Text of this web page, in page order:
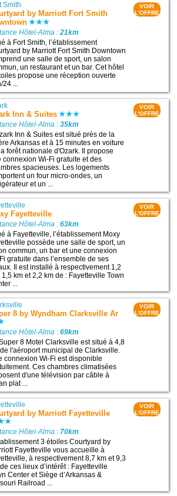
Smith
by Marriott Fort Smith
Hôtel-Alma :21km
à Fort Smith, l’établissement
by Marriott Fort Smith Downtown
une salle de sport, un salon
un restaurant et un bar. Cet hôtel
propose une réception ouverte
24 ...
VOIR
L'OFFRE
Inn & Suites
Hôtel-Alma :35km
Inn & Suites est situé près de la
Arkansas et à 15 minutes en voiture
forêt nationale d'Ozark. Il propose
connexion Wi-Fi gratuite et des
spacieuses. Les logements
un four micro-ondes, un
et un ...
VOIR
L'OFFRE
Fayetteville
Hôtel-Alma :63km
à Fayetteville, l’établissement Moxy
possède une salle de sport, un
commun, un bar et une connexion
gratuite dans l’ensemble de ses
Il est installé à respectivement 1,2
1,5 km et 2,2 km de : Fayetteville Town
...
VOIR
L'OFFRE
8 by Wyndham Clarksville Ar
Hôtel-Alma :69km
8 Motel Clarksville est situé à 4,8
l'aéroport municipal de Clarksville.
connexion Wi-Fi est disponible
Ces chambres climatisées
d'une télévision par câble à
plat ...
VOIR
L'OFFRE
by Marriott Fayetteville
Hôtel-Alma : 70km
3 étoiles Courtyard by
Fayetteville vous accueille à
à respectivement 8,7 km et 9,3
ces lieux d’intérêt : Fayetteville
Center et Siège d’Arkansas &
Railroad ...
VOIR
L'OFFRE